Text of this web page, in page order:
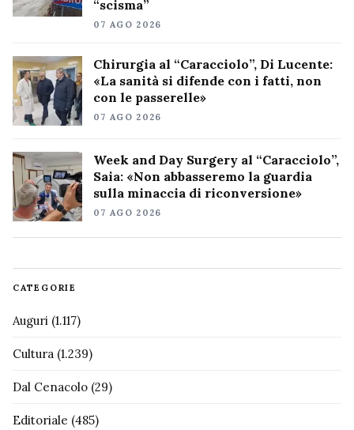
“scisma”
07 AGO 2026
Chirurgia al “Caracciolo”, Di Lucente:
«La sanità si difende con i fatti, non
con le passerelle»
07 AGO 2026
Week and Day Surgery al “Caracciolo”,
Saia: «Non abbasseremo la guardia
sulla minaccia di riconversione»
07 AGO 2026
CATEGORIE
Auguri (1.117)
Cultura (1.239)
Dal Cenacolo (29)
Editoriale (485)